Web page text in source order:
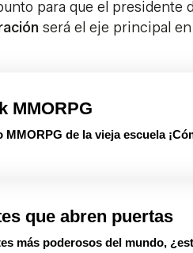
para que el presidente
será el eje principal
MMORPG
MMORPG de la vieja escuela
que abren puertas
más poderosos del mundo,